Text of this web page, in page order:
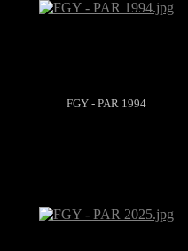
FGY - PAR 1994